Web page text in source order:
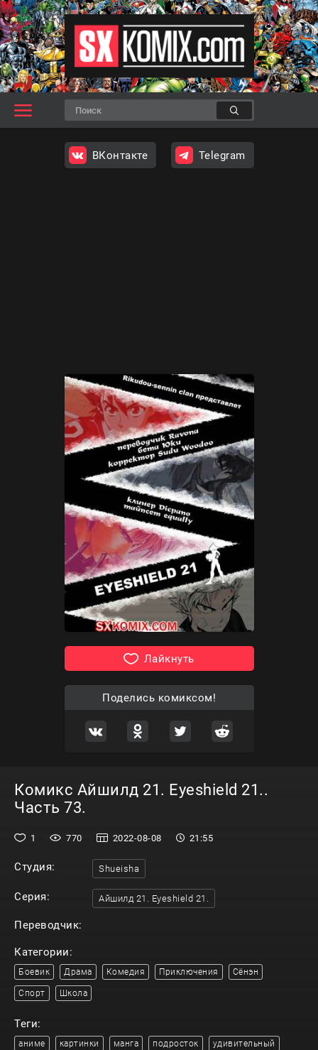
ВКонтакте Telegram
Лайкнуть
Поделись комиксом!
Комикс Айшилд 21. Eyeshield 21..
Часть 73.
1 770 2022-08-08 21:55
Студия: Shueisha
Серия: Айшилд 21. Eyeshield 21.
Переводчик:
Категории:
Боевик Драма Комедия Приключения Сёнэн
Спорт Школа
Теги:
аниме картинки манга подросток удивительный